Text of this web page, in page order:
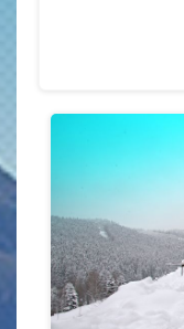
Kapacita: 7
Obývací pokoj s
pohovkami – 26
Kuchyň s
trouba, varná
stolování a
propojena s
Ložnice s
úložnou skříní –
Podkrovní pokoj
komodami – 12 m2